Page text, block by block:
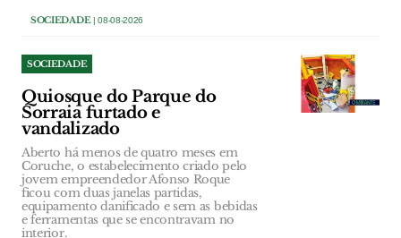
SOCIEDADE| 08-08-2026
SOCIEDADE
Quiosque do Parque do
Sorraia furtado e
vandalizado
Aberto há menos de quatro meses em
Coruche, o estabelecimento criado pelo
jovem empreendedor Afonso Roque
ficou com duas janelas partidas,
equipamento danificado e sem as bebidas
e ferramentas que se encontravam no
interior.